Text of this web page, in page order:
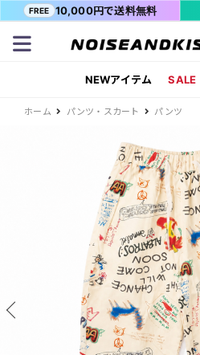
FREE 10,000円で送料無料
NEWアイテム SALE
ホーム パンツ・スカート パンツ